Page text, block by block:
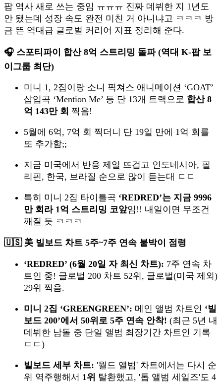
팝 역사 새로 쓰는 중임 ㅠㅠㅠ 진짜 데뷔한 지 1년도
안 됐는데 성장 속도 완전 미친 거 아니냐고 ㅋㅋㅋ 방
금 뜬 역대급 글로벌 커리어 지표 정리해 준다.
🎧 스포티파이 합산 8억 스트리밍 돌파 (역대 K-팝 보
이그룹 최단)
미니 1, 2집이랑 소니 픽쳐스 애니메이션 ‘GOAT’
삽입곡 ‘Mention Me’ 등 단 13개 트랙으로 합산 8
억 143만 회 찍음!
5월에 6억, 7억 회 찍더니 단 19일 만에 1억 회를
또 추가함;;
지금 미국에서 반응 제일 뜨겁고 인도네시아, 필
리핀, 한국, 브라질 순으로 많이 듣는대 ㄷㄷ
특히 미니 2집 타이틀곡 ‘REDRED’는 지금 9996
만 회라 1억 스트리밍 코앞임!! 내일이면 무조건
깨질 듯 ㅋㅋㅋ
🇺🇸 美 빌보드 차트 5주~7주 연속 붙박이 점령
‘REDRED’ (6월 20일 자 최신 차트): 7주 연속 차
트인 중! 글로벌 200 차트 52위, 글로벌(미국 제외)
29위 찍음.
미니 2집 ‘GREENGREEN’: 메인 앨범 차트인 ‘빌
보드 200’에서 50위로 5주 연속 안착! (최근 5년 내
데뷔한 남돌 중 단일 앨범 최장기간 차트인 기록
ㄷㄷ)
빌보드 세부 차트: '월드 앨범' 차트에서는 다시 순
위 역주행해서 1위 탈환했고, '톱 앨범 세일즈'도 4